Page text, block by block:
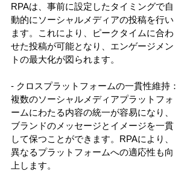
RPAは、事前に設定したタイミングで自
動的にソーシャルメディアの投稿を行い
ます。これにより、ピークタイムに合わ
せた投稿が可能となり、エンゲージメン
トの最大化が図られます。
- クロスプラットフォームの一貫性維持：
複数のソーシャルメディアプラットフォ
ームにわたる内容の統一が容易になり、
ブランドのメッセージとイメージを一貫
して保つことができます。RPAにより、
異なるプラットフォームへの適応性も向
上します。